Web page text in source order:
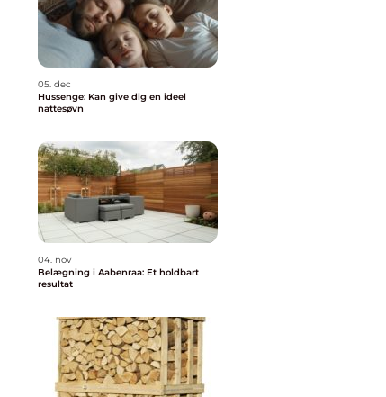
05. dec
Hussenge: Kan give dig en ideel
nattesøvn
04. nov
Belægning i Aabenraa: Et holdbart
resultat